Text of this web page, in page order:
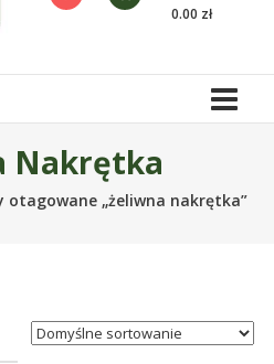
0.00 zł
Nakrętka
otagowane „żeliwna nakrętka”